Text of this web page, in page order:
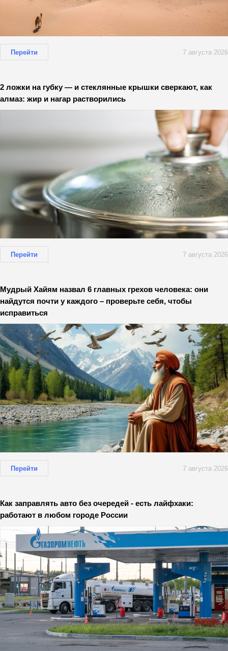
Перейти 7 августа 2026
2 ложки на губку — и стеклянные крышки сверкают, как
алмаз: жир и нагар растворились
Перейти 7 августа 2026
Мудрый Хайям назвал 6 главных грехов человека: они
найдутся почти у каждого – проверьте себя, чтобы
исправиться
Перейти 7 августа 2026
Как заправлять авто без очередей - есть лайфхаки:
работают в любом городе России